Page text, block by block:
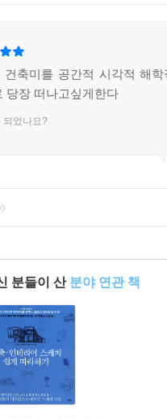
건축미를 공간적 시각적 해
당장 떠나고싶게한다
되었나요?
분들이 산 분야 연관 책